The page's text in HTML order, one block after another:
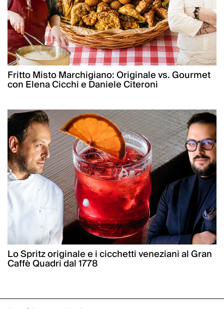
Fritto Misto Marchigiano: Originale vs. Gourmet
con Elena Cicchi e Daniele Citeroni
Lo Spritz originale e i cicchetti veneziani al Gran
Caffè Quadri dal 1778